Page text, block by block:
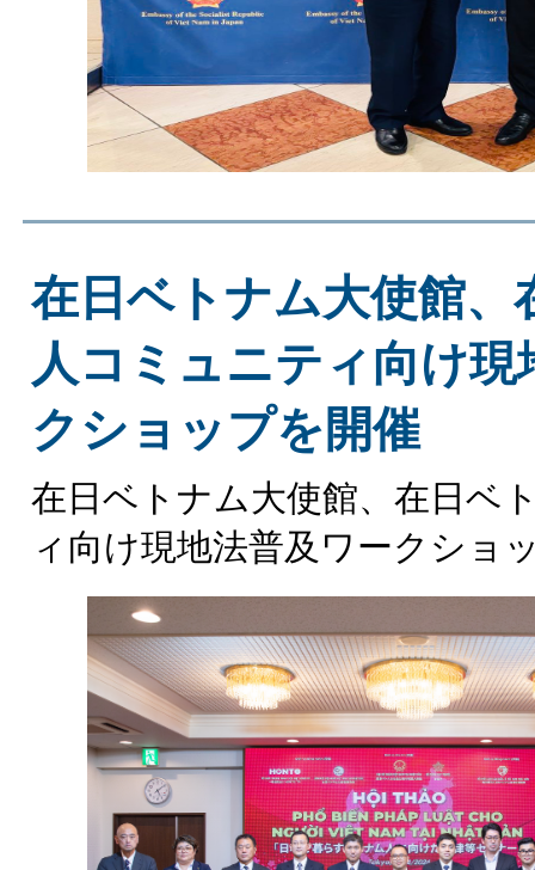
在日ベトナム大使館、
人コミュニティ向け現
クショップを開催
在日ベトナム大使館、在日ベ
ィ向け現地法普及ワーク